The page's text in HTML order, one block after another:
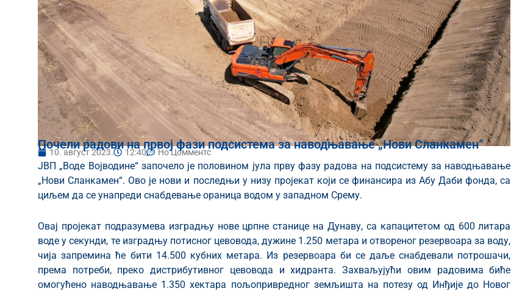
Почели радови на првој фази подсистема за наводњавање „Нови Сланкамен“
10. август 2023. 12:40 Но Цомментс
ЈВП „Воде Војводине“ започело је половином јула прву фазу радова на подсистему за наводњавање
„Нови Сланкамен“. Ово је нови и последњи у низу пројекат који се финансира из Абу Даби фонда, са
циљем да се унапреди снабдевање ораница водом у западном Срему.
Овај пројекат подразумева изградњу нове црпне станице на Дунаву, са капацитетом од 600 литара
воде у секунди, те изградњу потисног цевовода, дужине 1.250 метара и отвореног резервоара за воду,
чија запремина ће бити 14.500 кубних метара. Из резервоара би се даље снабдевали потрошачи,
према потреби, преко дистрибутивног цевовода и хидранта. Захваљујући овим радовима биће
омогућено наводњавање 1.350 хектара пољопривредног земљишта на потезу од Инђије до Новог